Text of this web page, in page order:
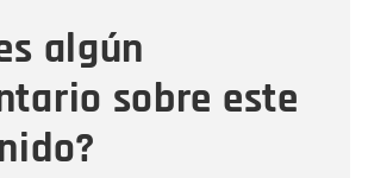
algún
sobre este